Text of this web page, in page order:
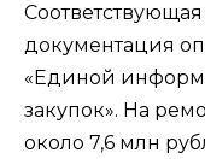
документация
«Единой
закупок». На
около 7,6 млн